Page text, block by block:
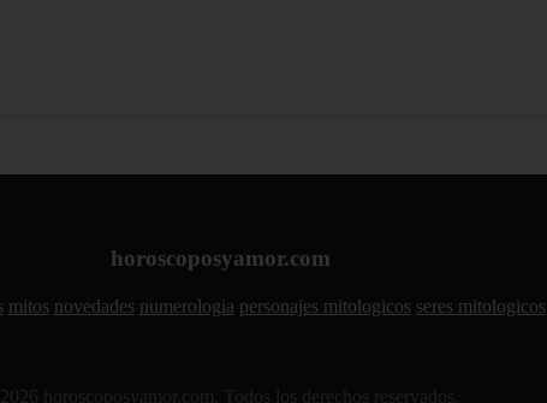
horoscoposyamor.com
mitos novedades numerologia personajes mitologicos seres mitologicos
horoscoposyamor.com. Todos los derechos reservados.